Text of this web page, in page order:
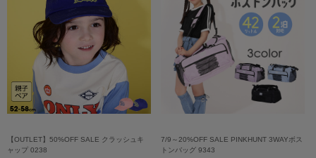
【OUTLET】50%OFF SALE クラッシュキ
ャップ 0238
7/9～20%OFF SALE PINKHUNT 3WAYボス
トンバッグ 9343